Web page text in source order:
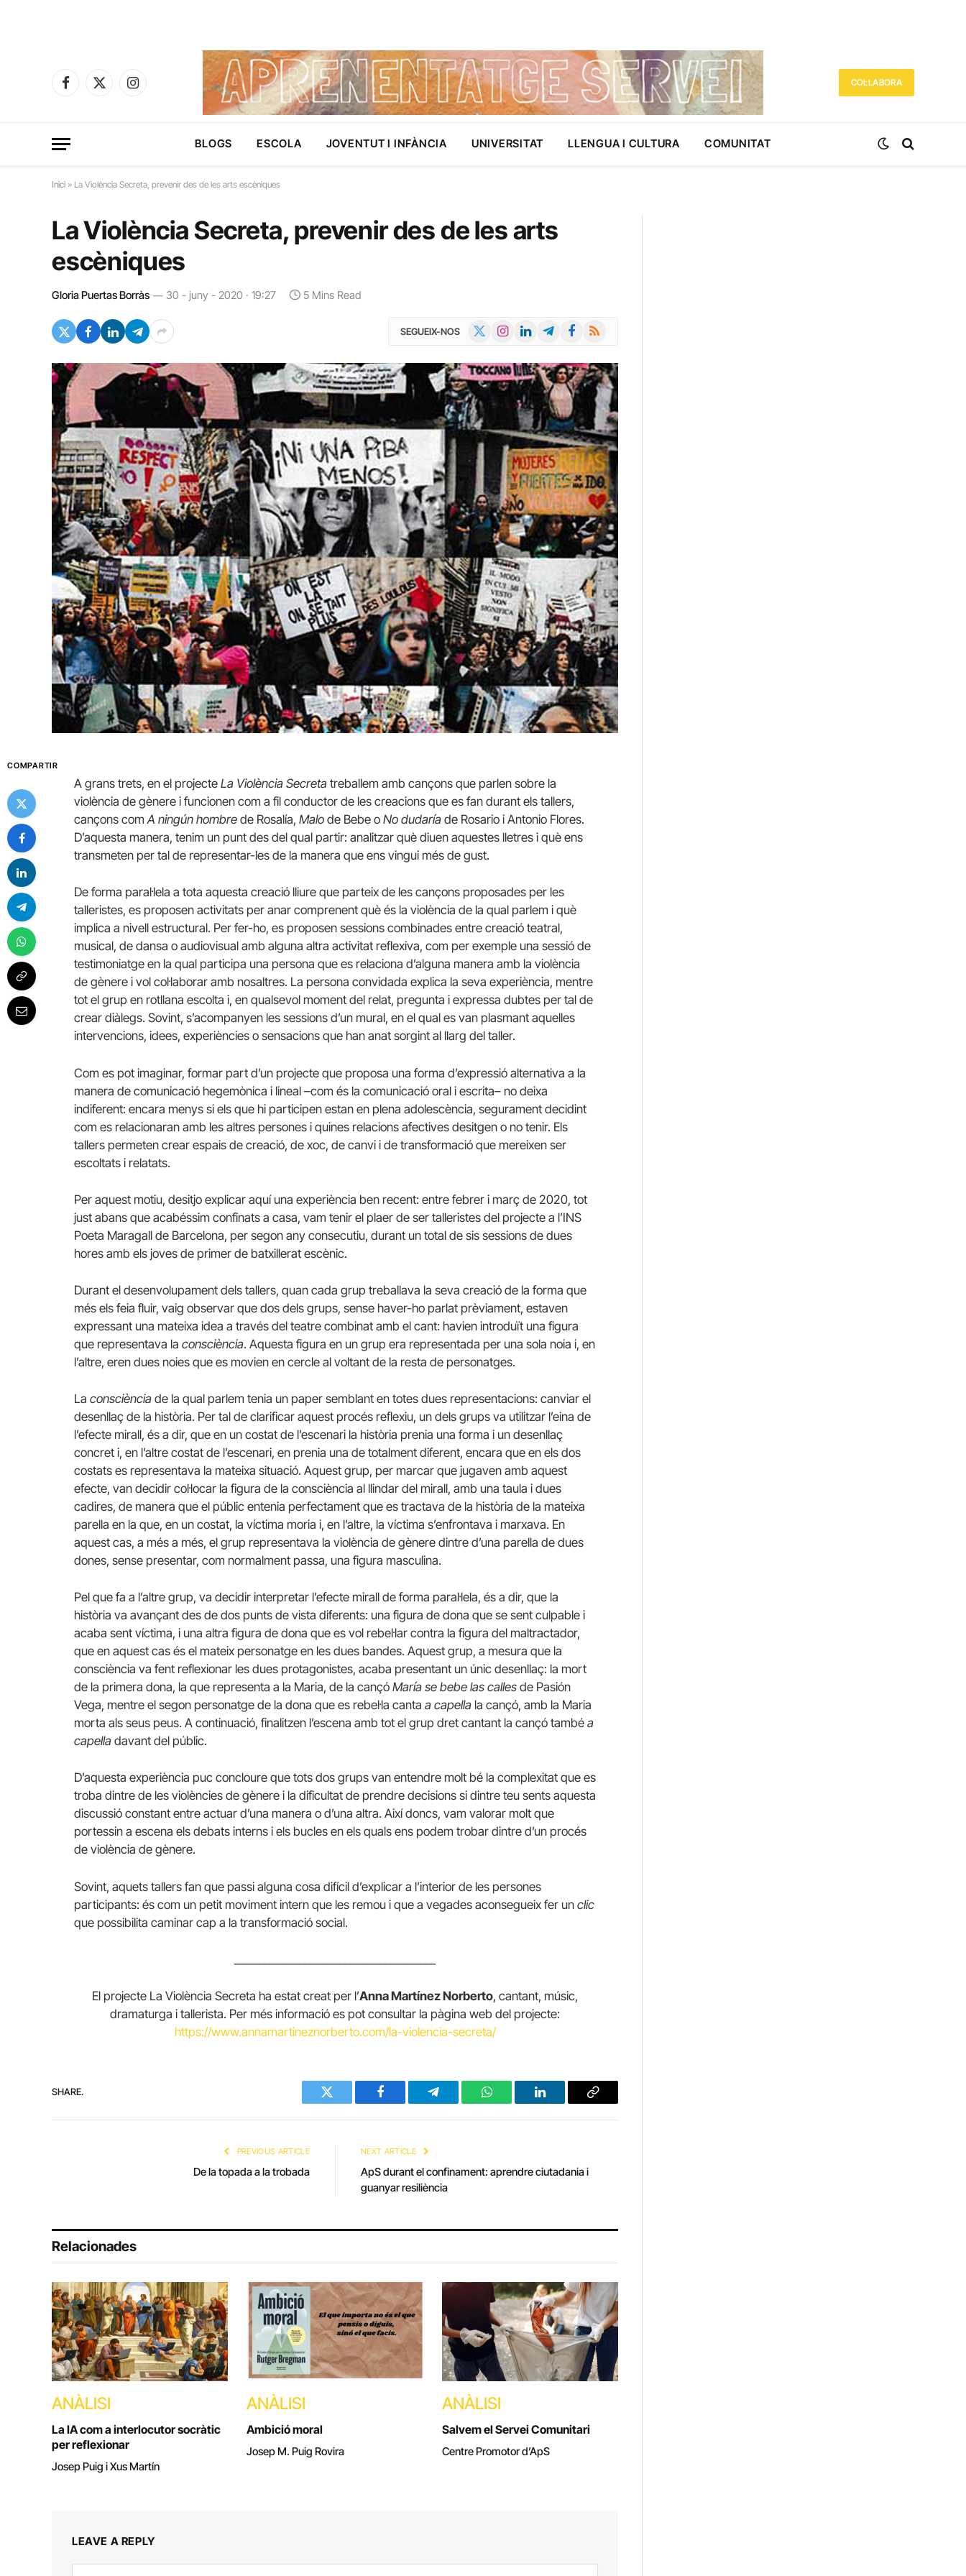
Facebook
X
Instagram
COL·LABORA
BLOGS ESCOLA JOVENTUT I INFÀNCIA UNIVERSITAT LLENGUA I CULTURA COMUNITAT
Inici » La Violència Secreta, prevenir des de les arts escèniques
La Violència Secreta, prevenir des de les arts
escèniques
Gloria Puertas Borràs 30 - juny - 2020 · 19:27 5 Mins Read
SEGUEIX-NOS InstagramLinkedInTelegramFacebook
RSS
COMPARTIR
A grans trets, en el projecte La Violència Secreta treballem amb cançons que parlen sobre la
violència de gènere i funcionen com a fil conductor de les creacions que es fan durant els tallers,
cançons comA ningún hombre de Rosalía, Malo de Bebe o No dudaría de Rosario i Antonio Flores.
D’aquesta manera, tenim un punt des del qual partir: analitzar què diuen aquestes lletres i què ens
transmeten per tal de representar-les de la manera que ens vingui més de gust.
De forma paral·lela a tota aquesta creació lliure que parteix de les cançons proposades per les
talleristes, es proposen activitats per anar comprenent què és la violència de la qual parlem i què
implica a nivell estructural. Per fer-ho, es proposen sessions combinades entre creació teatral,
musical, de dansa o audiovisual amb alguna altra activitat reflexiva, com per exemple una sessió de
testimoniatge en la qual participa una persona que es relaciona d’alguna manera amb la violència
de gènere i vol col·laborar amb nosaltres. La persona convidada explica la seva experiència, mentre
tot el grup en rotllana escolta i, en qualsevol moment del relat, pregunta i expressa dubtes per tal de
crear diàlegs. Sovint, s’acompanyen les sessions d’un mural, en el qual es van plasmant aquelles
intervencions, idees, experiències o sensacions que han anat sorgint al llarg del taller.
Com es pot imaginar, formar part d’un projecte que proposa una forma d’expressió alternativa a la
manera de comunicació hegemònica i lineal –com és la comunicació oral i escrita– no deixa
indiferent: encara menys si els que hi participen estan en plena adolescència, segurament decidint
com es relacionaran amb les altres persones i quines relacions afectives desitgen o no tenir. Els
tallers permeten crear espais de creació, de xoc, de canvi i de transformació que mereixen ser
escoltats i relatats.
Per aquest motiu, desitjo explicar aquí una experiència ben recent: entre febrer i març de 2020, tot
just abans que acabéssim confinats a casa, vam tenir el plaer de ser talleristes del projecte a l’INS
Poeta Maragall de Barcelona, per segon any consecutiu, durant un total de sis sessions de dues
hores amb els joves de primer de batxillerat escènic.
Durant el desenvolupament dels tallers, quan cada grup treballava la seva creació de la forma que
més els feia fluir, vaig observar que dos dels grups, sense haver-ho parlat prèviament, estaven
expressant una mateixa idea a través del teatre combinat amb el cant: havien introduït una figura
que representava la consciència. Aquesta figura en un grup era representada per una sola noia i, en
l’altre, eren dues noies que es movien en cercle al voltant de la resta de personatges.
La consciència de la qual parlem tenia un paper semblant en totes dues representacions: canviar el
desenllaç de la història. Per tal de clarificar aquest procés reflexiu, un dels grups va utilitzar l’eina de
l’efecte mirall, és a dir, que en un costat de l’escenari la història prenia una forma i un desenllaç
concret i, en l’altre costat de l’escenari, en prenia una de totalment diferent, encara que en els dos
costats es representava la mateixa situació. Aquest grup, per marcar que jugaven amb aquest
efecte, van decidir col·locar la figura de la consciència al llindar del mirall, amb una taula i dues
cadires, de manera que el públic entenia perfectament que es tractava de la història de la mateixa
parella en la que, en un costat, la víctima moria i, en l’altre, la víctima s’enfrontava i marxava. En
aquest cas, a més a més, el grup representava la violència de gènere dintre d’una parella de dues
dones, sense presentar, com normalment passa, una figura masculina.
Pel que fa a l’altre grup, va decidir interpretar l’efecte mirall de forma paral·lela, és a dir, que la
història va avançant des de dos punts de vista diferents: una figura de dona que se sent culpable i
acaba sent víctima, i una altra figura de dona que es vol rebel·lar contra la figura del maltractador,
que en aquest cas és el mateix personatge en les dues bandes. Aquest grup, a mesura que la
consciència va fent reflexionar les dues protagonistes, acaba presentant un únic desenllaç: la mort
de la primera dona, la que representa a la Maria, de la cançó María se bebe las calles de Pasión
Vega, mentre el segon personatge de la dona que es rebel·la canta a capella la cançó, amb la Maria
morta als seus peus. A continuació, finalitzen l’escena amb tot el grup dret cantant la cançó també a
capella davant del públic.
D’aquesta experiència puc concloure que tots dos grups van entendre molt bé la complexitat que es
troba dintre de les violències de gènere i la dificultat de prendre decisions si dintre teu sents aquesta
discussió constant entre actuar d’una manera o d’una altra. Així doncs, vam valorar molt que
portessin a escena els debats interns i els bucles en els quals ens podem trobar dintre d’un procés
de violència de gènere.
Sovint, aquets tallers fan que passi alguna cosa difícil d’explicar a l’interior de les persones
participants: és com un petit moviment intern que les remou i que a vegades aconsegueix fer un clic
que possibilita caminar cap a la transformació social.
El projecte La Violència Secreta ha estat creat per l’Anna Martínez Norberto, cantant, músic,
dramaturga i tallerista. Per més informació es pot consultar la pàgina web del projecte:
https://www.annamartineznorberto.com/la-violencia-secreta/
SHARE.
Twitter Facebook Telegram WhatsAppLinkedIn Copy
PREVIOUS ARTICLE
De la topada a la trobada
NEXT ARTICLE
ApS durant el confinament: aprendre ciutadania i
guanyar resiliència
Relacionades
ANÀLISI
La IA com a interlocutor socràtic
per reflexionar
Josep Puig i Xus Martín
ANÀLISI
Ambició moral
Josep M. Puig Rovira
ANÀLISI
Salvem el Servei Comunitari
Centre Promotor d’ApS
LEAVE A REPLY